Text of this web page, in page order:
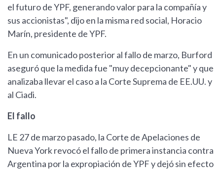
el futuro de YPF, generando valor para la compañía y
sus accionistas", dijo en la misma red social, Horacio
Marín, presidente de YPF.
En un comunicado posterior al fallo de marzo, Burford
aseguró que la medida fue "muy decepcionante" y que
analizaba llevar el caso a la Corte Suprema de EE.UU. y
al Ciadi.
El fallo
LE 27 de marzo pasado, la Corte de Apelaciones de
Nueva York revocó el fallo de primera instancia contra
Argentina por la expropiación de YPF y dejó sin efecto